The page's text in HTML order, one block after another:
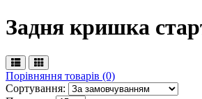
Задня кришка
Порівняння товарів (0)
Сортування: